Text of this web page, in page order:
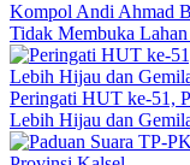
Kompol Andi Ahmad
Tidak Membuka
Peringati HUT ke-51,
Lebih Hijau dan